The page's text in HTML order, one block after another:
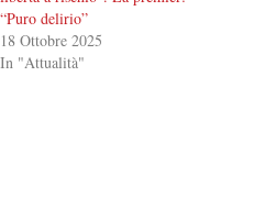
“Puro delirio”
18 Ottobre 2025
In "Attualità"